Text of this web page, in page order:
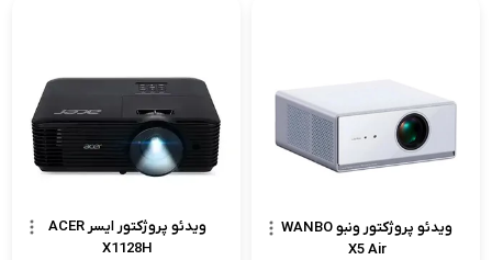
ویدئو پروژکتور ونبو WANBO
X5 Air
ویدئو پروژکتور ایسر ACER
X1128H